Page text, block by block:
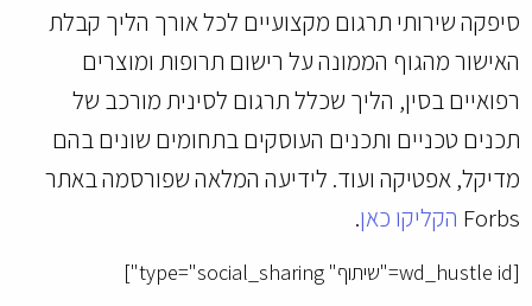
סיפקה שירותי תרגום מקצועיים לכל אורך הליך קבלת
האישור מהגוף הממונה על רישום תרופות ומוצרים
רפואיים בסין, הליך שכלל תרגום לסינית מורכב של
תכנים טכניים ותכנים העוסקים בתחומים שונים בהם
מדיקל, אפטיקה ועוד. לידיעה המלאה שפורסמה באתר
Forbs הקליקו כאן.
[wd_hustle id="שיתוף" type="social_sharing"]